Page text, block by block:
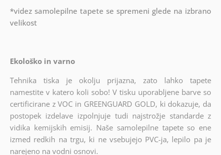
*videz samolepilne tapete se spremeni glede na izbrano
velikost
Ekološko in varno
Tehnika tiska je okolju prijazna, zato lahko tapete
namestite v katero koli sobo! V tisku uporabljene barve so
certificirane z VOC in GREENGUARD GOLD, ki dokazuje, da
postopek izdelave izpolnjuje tudi najstrožje standarde z
vidika kemijskih emisij. Naše samolepilne tapete so ene
izmed redkih na trgu, ki ne vsebujejo PVC-ja, lepilo pa je
narejeno na vodni osnovi.